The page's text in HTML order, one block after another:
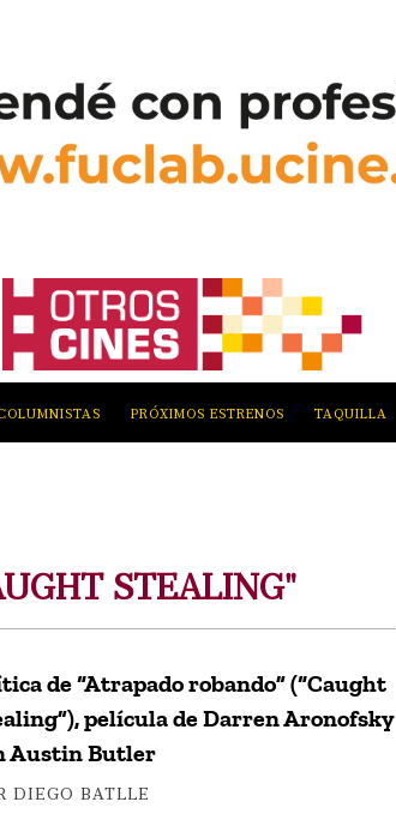
PRÓXIMOS ESTRENOS TAQUILLA
STEALING"
de “Atrapado robando” (“Caught
película de Darren Aronofsky
Austin Butler
DIEGO BATLLE